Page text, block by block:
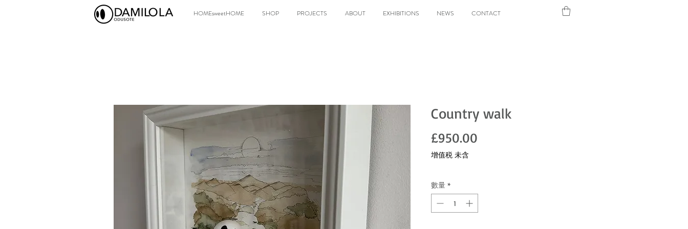
HOMEsweetHOME SHOP PROJECTS ABOUT EXHIBITIONS NEWS CONTACT
Country walk
£950.00
增值税 未含
數量 *